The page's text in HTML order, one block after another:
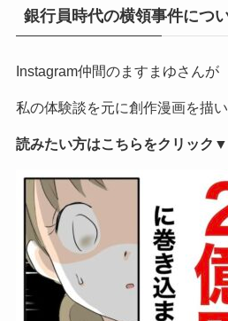
銀行員時代の横領事件につ
Instagram仲間のますまゆさんが
私の体験談を元に創作漫画を描い
読みたい方はこちらをクリック▼